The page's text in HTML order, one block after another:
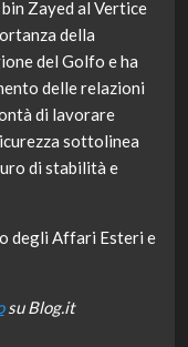
Zayed al Vertice
della
del Golfo e ha
delle relazioni
di lavorare
sottolinea
di stabilità e
degli Affari Esteri e
su Blog.it